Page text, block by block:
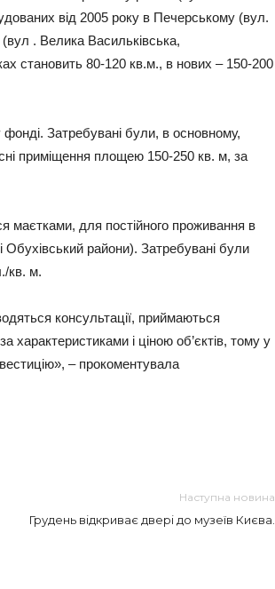
від 2005 року в Печерському (вул.
. Велика Васильківська,
становить 80-120 кв.м., в нових – 150-200
фонді. Затребувані були, в основному,
приміщення площею 150-250 кв. м, за
маєтками, для постійного проживання в
райони). Затребувані були
кв. м.
консультації, приймаються
характеристиками і ціною об’єктів, тому у
– прокоментувала
Наступна новина
Грудень відкриває двері до музеїв Києва.